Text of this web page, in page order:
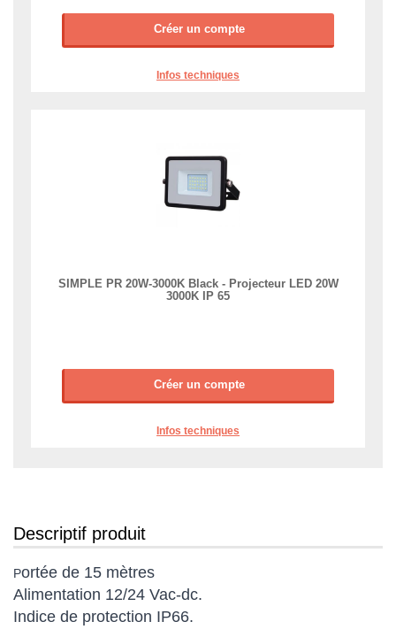
Créer un compte
Infos techniques
SIMPLE PR 20W-3000K Black - Projecteur LED 20W
3000K IP 65
Créer un compte
Infos techniques
Descriptif produit
Portée de 15 mètres
Alimentation 12/24 Vac-dc.
Indice de protection IP66.